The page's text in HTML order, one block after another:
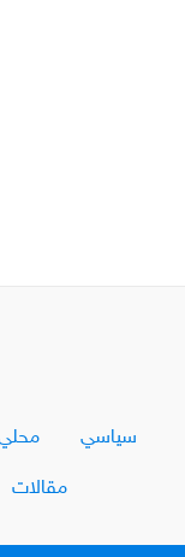
سياسي
مقالات